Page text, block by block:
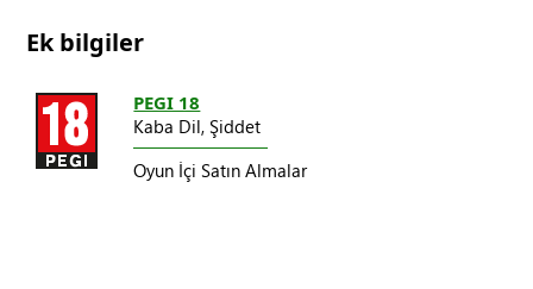
Ek bilgiler
PEGI 18
Kaba Dil, Şiddet
Oyun İçi Satın Almalar